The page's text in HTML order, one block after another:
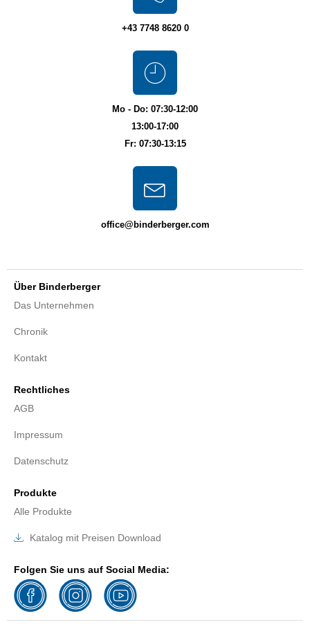
+43 7748 8620 0
Mo - Do: 07:30-12:00
13:00-17:00
Fr: 07:30-13:15
office@binderberger.com
Über Binderberger
Das Unternehmen
Chronik
Kontakt
Rechtliches
AGB
Impressum
Datenschutz
Produkte
Alle Produkte
Katalog mit Preisen Download
Folgen Sie uns auf Social Media: